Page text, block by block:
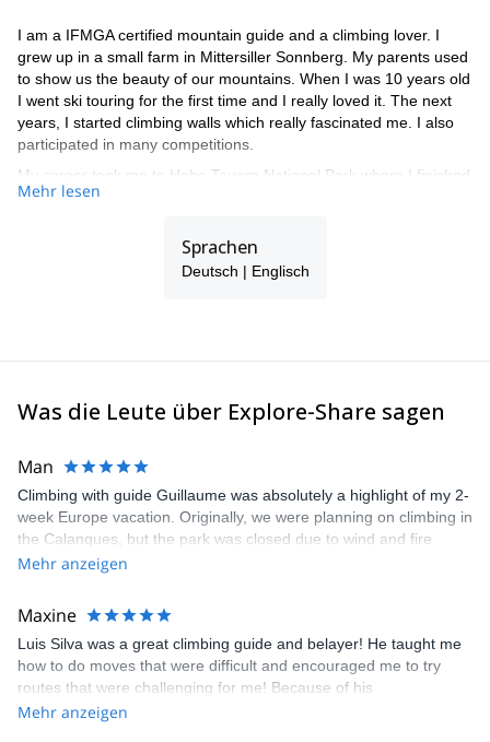
I am a IFMGA certified mountain guide and a climbing lover. I
grew up in a small farm in Mittersiller Sonnberg. My parents used
to show us the beauty of our mountains. When I was 10 years old
I went ski touring for the first time and I really loved it. The next
years, I started climbing walls which really fascinated me. I also
participated in many competitions.
My career took me to Hohe Tauern National Park where I finished
the ranger training to bring visitors to the beauties of my country.
instructor. A dream came true! Since 2014, I have been working a
full time guide, guiding in different areas such as Ortler, Valais,
Feel free to get in touch with me! I'll be glad to share with you a
Mehr lesen
Sprachen
Deutsch | Englisch
Was die Leute über Explore-Share sagen
Man
Climbing with guide Guillaume was absolutely a highlight of my 2-
week Europe vacation. Originally, we were planning on climbing in
the Calanques, but the park was closed due to wind and fire
danger. Guillaume chose another amazing location (Pic de
kindly offered train station pick-up and hotel drop off, which I
appreciated very much. The multi-pitch route we did was not only
fun but also the right amount of challenge, which I thoroughly
enjoyed. The communication from the team (Gauthier) was
prompt and clear—highly recommend!
Mehr anzeigen
Maxine
Luis Silva was a great climbing guide and belayer! He taught me
how to do moves that were difficult and encouraged me to try
routes that were challenging for me! Because of his
encouragement, I managed to complete these routes! I really
Mehr anzeigen